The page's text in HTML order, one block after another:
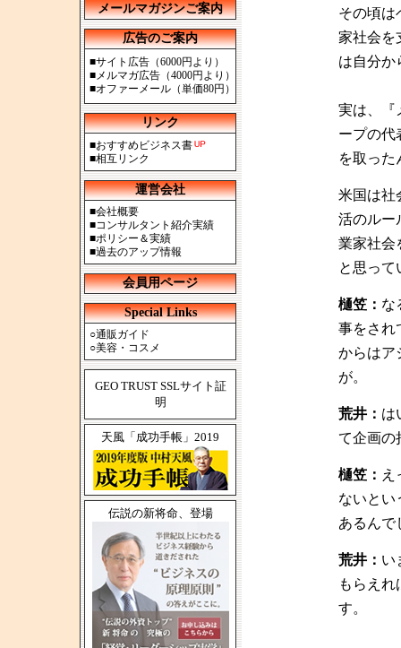
メールマガジンご案内
広告のご案内
■サイト広告（6000円より）
■メルマガ広告（4000円より）
■オファーメール（単価80円）
リンク
■おすすめビジネス書
■相互リンク
運営会社
■会社概要
■コンサルタント紹介実績
■ポリシー＆実績
■過去のアップ情報
会員用ページ
Special Links
○通販ガイド
○美容・コスメ
GEO TRUST SSLサイト証
明
天風「成功手帳」2019
伝説の新将命、登場
その頃は
家社会を
は自分か
実は、『
ープの代
を取った
米国は社
活のルー
業家社会
と思って
樋笠： な
事をされ
からはア
が。
荒井： は
て企画の
樋笠：
ないとい
あるんで
荒井： い
もらえ
す。